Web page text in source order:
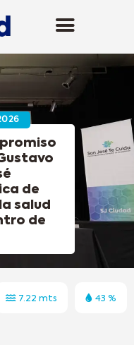
de
salud
de
7.22 mts 43 %